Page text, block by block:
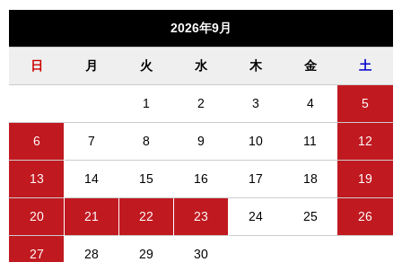
2026年9月
日 月 火 水 木 金 土
1 2 3 4 5
6 7 8 9 10 11 12
13 14 15 16 17 18 19
20 21 22 23 24 25 26
27 28 29 30